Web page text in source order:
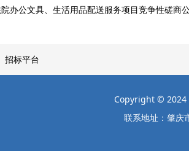
办公文具、生活用品配送服务项目竞争性磋商
招标平台
Copyright © 2024
联系地址：肇庆